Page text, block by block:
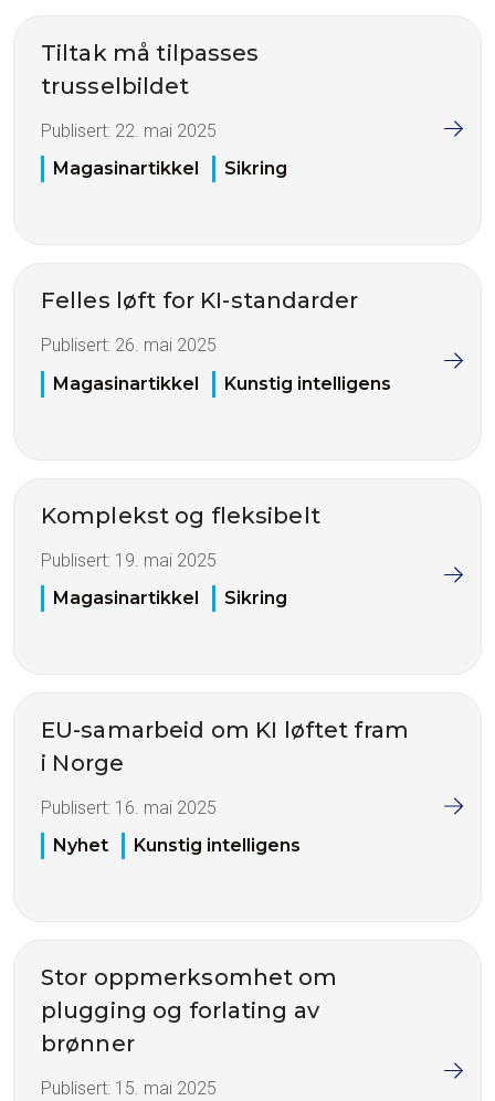
Tiltak må tilpasses
trusselbildet
Publisert: 22. mai 2025
Magasinartikkel
Sikring
Felles løft for KI-standarder
Publisert: 26. mai 2025
Magasinartikkel
Kunstig intelligens
Komplekst og fleksibelt
Publisert: 19. mai 2025
Magasinartikkel
Sikring
EU-samarbeid om KI løftet fram
i Norge
Publisert: 16. mai 2025
Nyhet
Kunstig intelligens
Stor oppmerksomhet om
plugging og forlating av
brønner
Publisert: 15. mai 2025